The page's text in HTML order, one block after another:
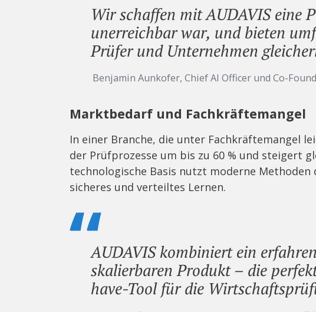
Wir schaffen mit AUDAVIS eine
unerreichbar war, und bieten
Prüfer und Unternehmen
Benjamin Aunkofer, Chief AI Officer und Co-
Marktbedarf und Fachkräftemangel
In einer Branche, die unter Fachkräftemangel
der Prüfprozesse um bis zu 60 % und steigert
technologische Basis nutzt moderne Methoden
sicheres und verteiltes Lernen.
AUDAVIS kombiniert ein
skalierbaren Produkt – die
have-Tool für die